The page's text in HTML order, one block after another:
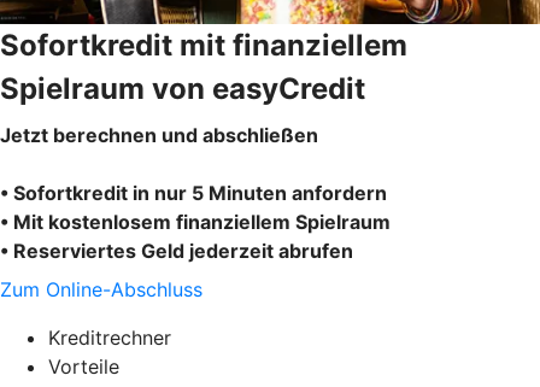
Sofortkredit mit finanziellem
Spielraum von easyCredit
Jetzt berechnen und abschließen
• Sofortkredit in nur 5 Minuten anfordern
• Mit kostenlosem finanziellem Spielraum
• Reserviertes Geld jederzeit abrufen
Zum Online-Abschluss
Kreditrechner
Vorteile